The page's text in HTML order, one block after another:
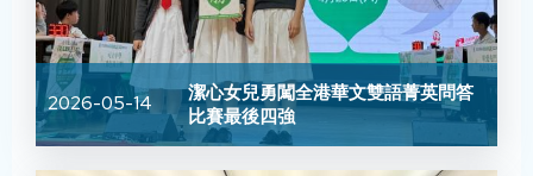
2026-05-14
潔心女兒勇闖全港華文雙語菁英問答
比賽最後四強